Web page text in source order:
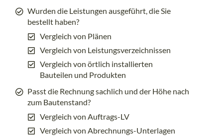
Wurden die Leistungen ausgeführt, die Sie
bestellt haben?
Vergleich von Plänen
Vergleich von Leistungsverzeichnissen
Vergleich von örtlich installierten
Bauteilen und Produkten
Passt die Rechnung sachlich und der Höhe nach
zum Bautenstand?
Vergleich von Auftrags-LV
Vergleich von Abrechnungs-Unterlagen